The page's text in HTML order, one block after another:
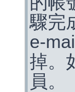
驟完
e-
掉。
員。